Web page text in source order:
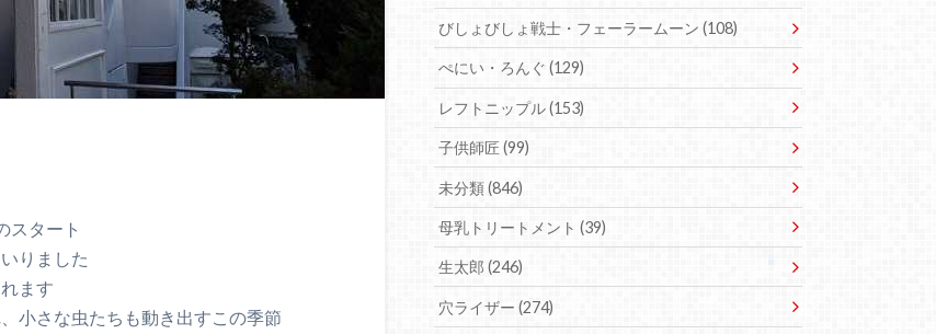
スタート
りました
ます
小さな虫たちも動き出すこの季節
びしょびしょ戦士・フェーラームーン(108)
ぺにい・ろんぐ(129)
レフトニップル(153)
子供師匠(99)
未分類(846)
母乳トリートメント(39)
生太郎(246)
穴ライザー(274)